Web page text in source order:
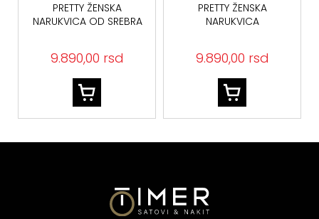
PRETTY ŽENSKA
NARUKVICA OD SREBRA
9.890,00 rsd
PRETTY ŽENSKA
NARUKVICA
9.890,00 rsd